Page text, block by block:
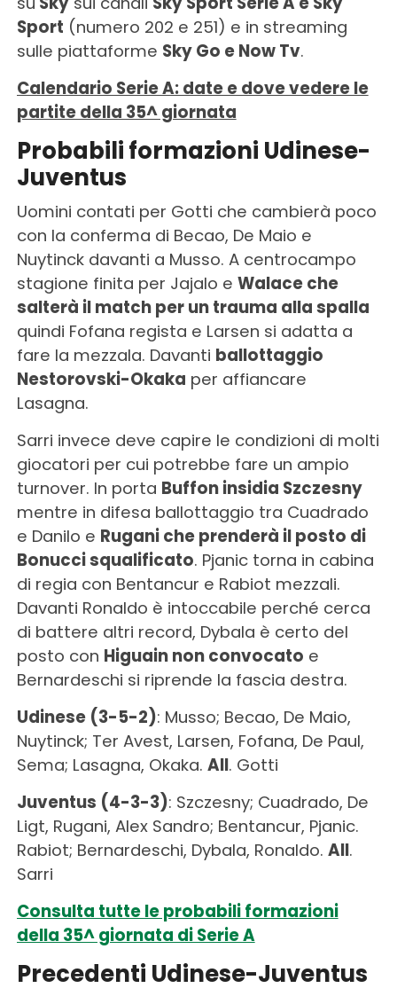
Sport (numero 202 e 251) e in streaming
sulle piattaforme Sky Go e Now Tv.
Calendario Serie A: date e dove vedere le
partite della 35^ giornata
Probabili formazioni Udinese-
Juventus
Uomini contati per Gotti che cambierà poco
con la conferma di Becao, De Maio e
Nuytinck davanti a Musso. A centrocampo
stagione finita per Jajalo e Walace che
salterà il match per un trauma alla spalla
quindi Fofana regista e Larsen si adatta a
fare la mezzala. Davanti ballottaggio
Nestorovski-Okaka per affiancare
Lasagna.
Sarri invece deve capire le condizioni di molti
giocatori per cui potrebbe fare un ampio
turnover. In porta Buffon insidia Szczesny
mentre in difesa ballottaggio tra Cuadrado
e Danilo e Rugani che prenderà il posto di
Bonucci squalificato. Pjanic torna in cabina
di regia con Bentancur e Rabiot mezzali.
Davanti Ronaldo è intoccabile perché cerca
di battere altri record, Dybala è certo del
posto con Higuain non convocato e
Bernardeschi si riprende la fascia destra.
Udinese (3-5-2): Musso; Becao, De Maio,
Nuytinck; Ter Avest, Larsen, Fofana, De Paul,
Sema; Lasagna, Okaka. All. Gotti
Juventus (4-3-3): Szczesny; Cuadrado, De
Ligt, Rugani, Alex Sandro; Bentancur, Pjanic.
Rabiot; Bernardeschi, Dybala, Ronaldo. All.
Sarri
Consulta tutte le probabili formazioni
della 35^ giornata di Serie A
Precedenti Udinese-Juventus